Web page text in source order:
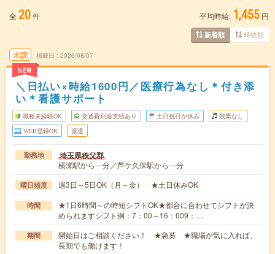
全 20件 平均時給: 1,455 円
新着順 時給順
未読
NEW
掲載日 2026/08/07
＼日払い×時給1600円／医療行為なし＊付き添
い＊看護サポート
職種未経験OK 交通費別途支給あり 土日祝日が休み 残業なし
WEB登録OK 派遣
勤務地 埼玉県秩父郡
横瀬駅から---分／芦ケ久保駅から---分
曜日頻度 週3日～5日OK（月～金） ★土日休みOK
時間
★1日6時間～の時短シフトOK★都合に合わせてシフトが決
められますシフト例：7：00～16：009：…
期間
開始日はご相談ください！ ★急募 ★職場が気に入れば、
長期でも働けます！